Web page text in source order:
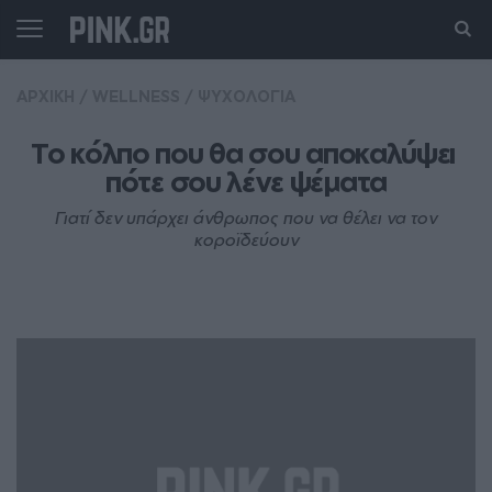
Το κόλπο που θα σου αποκαλύψει
πότε σου λένε ψέματα
Γιατί δεν υπάρχει άνθρωπος που να θέλει να τον
κοροϊδεύουν